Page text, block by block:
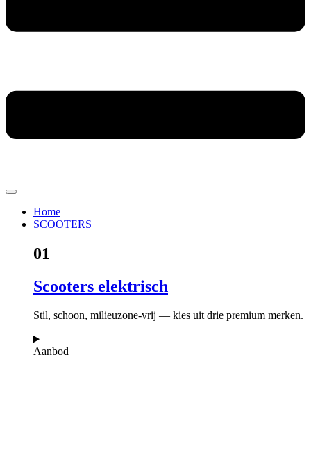
Home
SCOOTERS
01
Scooters elektrisch
Stil, schoon, milieuzone-vrij — kies uit drie premium merken.
Aanbod